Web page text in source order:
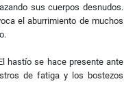
sus cuerpos desnudos.
el aburrimiento de muchos
hastío se hace presente ante
de fatiga y los bostezos